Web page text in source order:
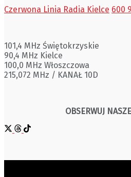
Czerwona Linia Radia Kielce 600
101,4 MHz Świętokrzyskie
90,4 MHz Kielce
100,0 MHz Włoszczowa
215,072 MHz / KANAŁ 10D
OBSERWUJ